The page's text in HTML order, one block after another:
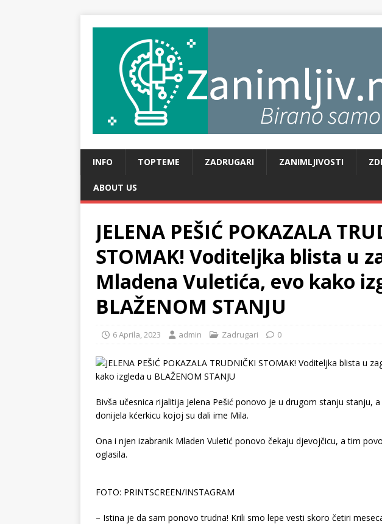
INFO TOPTEME ZADRUGARI ZANIMLJIVOSTI
ABOUT US
JELENA PEŠIĆ POKAZALA
STOMAK! Voditeljka blista u
Mladena Vuletića, evo kako
BLAŽENOM STANJU
6 Aprila, 2023 admin Zadrugari 0
Bivša učesnica rijalitija Jelena Pešić ponovo je u drugom stanju stanju,
donijela kćerkicu kojoj su dali ime Mila.
Ona i njen izabranik Mladen Vuletić ponovo čekaju djevojčicu, a tim
oglasila.
FOTO: PRINTSCREEN/INSTAGRAM
– Istina je da sam ponovo trudna! Krili smo lepe vesti skoro četiri